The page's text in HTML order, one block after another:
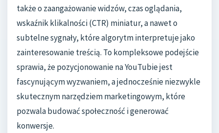
także o zaangażowanie widzów, czas oglądania,
wskaźnik klikalności (CTR) miniatur, a nawet o
subtelne sygnały, które algorytm interpretuje jako
zainteresowanie treścią. To kompleksowe podejście
sprawia, że pozycjonowanie na YouTubie jest
fascynującym wyzwaniem, a jednocześnie niezwykle
skutecznym narzędziem marketingowym, które
pozwala budować społeczność i generować
konwersje.